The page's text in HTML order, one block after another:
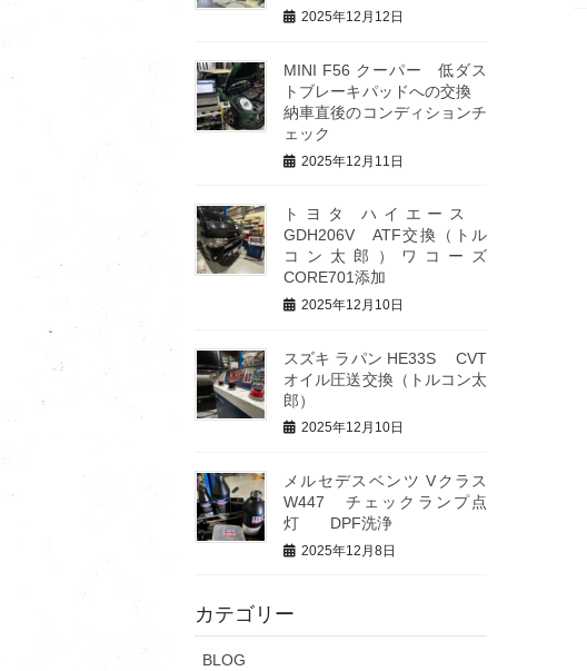
2025年12月12日
MINI F56 クーパー 低ダス
トブレーキパッドへの交換
納車直後のコンディションチ
ェック
2025年12月11日
トヨタ ハイエース
GDH206V ATF交換（トル
コン太郎）ワコーズ
CORE701添加
2025年12月10日
スズキ ラパン HE33S CVT
オイル圧送交換（トルコン太
郎）
2025年12月10日
メルセデスベンツ Vクラス
W447 チェックランプ点
灯 DPF洗浄
2025年12月8日
カテゴリー
BLOG